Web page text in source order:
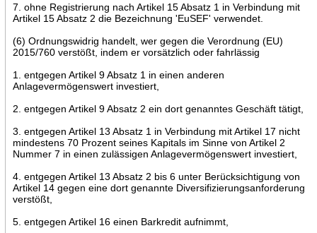
7. ohne Registrierung nach Artikel 15 Absatz 1 in Verbindung mit
Artikel 15 Absatz 2 die Bezeichnung 'EuSEF' verwendet.
(6) Ordnungswidrig handelt, wer gegen die Verordnung (EU)
2015/760 verstößt, indem er vorsätzlich oder fahrlässig
1. entgegen Artikel 9 Absatz 1 in einen anderen
Anlagevermögenswert investiert,
2. entgegen Artikel 9 Absatz 2 ein dort genanntes Geschäft tätigt,
3. entgegen Artikel 13 Absatz 1 in Verbindung mit Artikel 17 nicht
mindestens 70 Prozent seines Kapitals im Sinne von Artikel 2
Nummer 7 in einen zulässigen Anlagevermögenswert investiert,
4. entgegen Artikel 13 Absatz 2 bis 6 unter Berücksichtigung von
Artikel 14 gegen eine dort genannte Diversifizierungsanforderung
verstößt,
5. entgegen Artikel 16 einen Barkredit aufnimmt,